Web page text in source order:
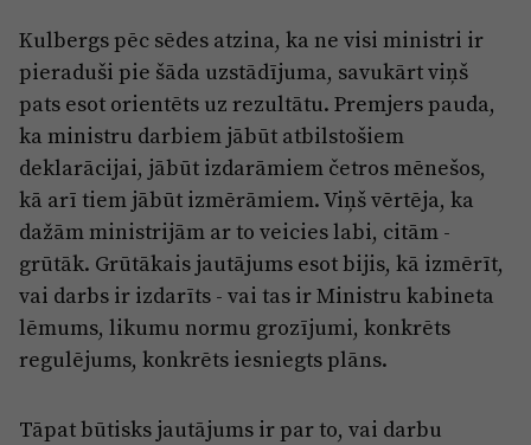
Lietošanas noteikumi
Pārredzamības paziņojumi
Kulbergs pēc sēdes atzina, ka ne visi ministri ir
pieraduši pie šāda uzstādījuma, savukārt viņš
pats esot orientēts uz rezultātu. Premjers pauda,
ka ministru darbiem jābūt atbilstošiem
deklarācijai, jābūt izdarāmiem četros mēnešos,
kā arī tiem jābūt izmērāmiem. Viņš vērtēja, ka
dažām ministrijām ar to veicies labi, citām -
grūtāk. Grūtākais jautājums esot bijis, kā izmērīt,
vai darbs ir izdarīts - vai tas ir Ministru kabineta
lēmums, likumu normu grozījumi, konkrēts
regulējums, konkrēts iesniegts plāns.
Tāpat būtisks jautājums ir par to, vai darbu